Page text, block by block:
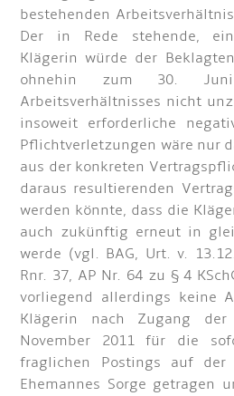
bestehenden
Der in Rede stehende,
Klägerin würde der
ohnehin zum 30. Juni
Arbeitsverhältnisses nicht
insoweit erforderliche
Pflichtverletzungen wäre nur
aus der konkreten
daraus resultierenden
werden könnte, dass die
auch zukünftig erneut in
werde (vgl. BAG, Urt. v.
Rnr. 37, AP Nr. 64 zu § 4
vorliegend allerdings keine
Klägerin nach Zugang
November 2011 für die
fraglichen Postings auf der
Ehemannes Sorge getragen